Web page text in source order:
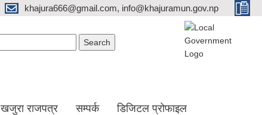
khajura666@gmail.com, info@khajuramun.gov.np
खजुरा राजपत्र सम्पर्क डिजिटल प्रोफाइल